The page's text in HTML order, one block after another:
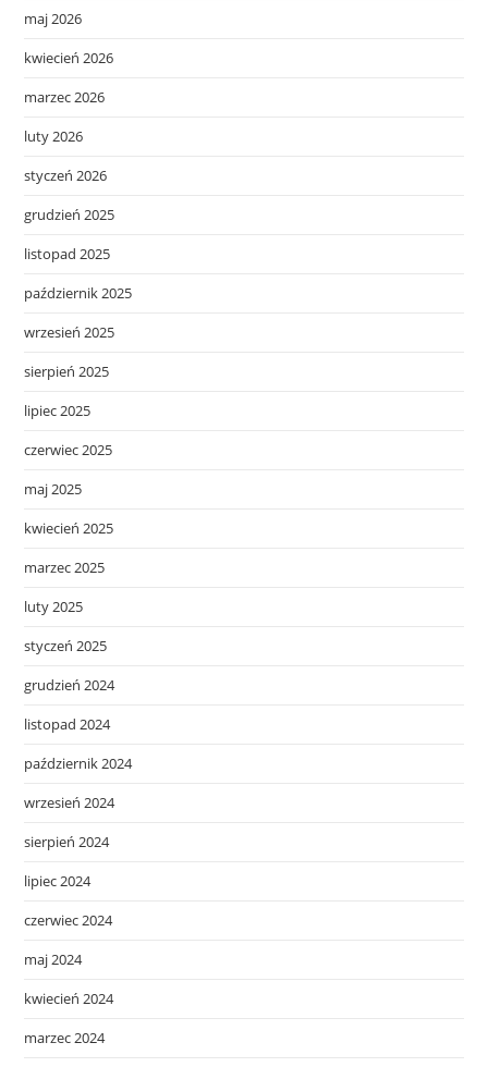
maj 2026
kwiecień 2026
marzec 2026
luty 2026
styczeń 2026
grudzień 2025
listopad 2025
październik 2025
wrzesień 2025
sierpień 2025
lipiec 2025
czerwiec 2025
maj 2025
kwiecień 2025
marzec 2025
luty 2025
styczeń 2025
grudzień 2024
listopad 2024
październik 2024
wrzesień 2024
sierpień 2024
lipiec 2024
czerwiec 2024
maj 2024
kwiecień 2024
marzec 2024